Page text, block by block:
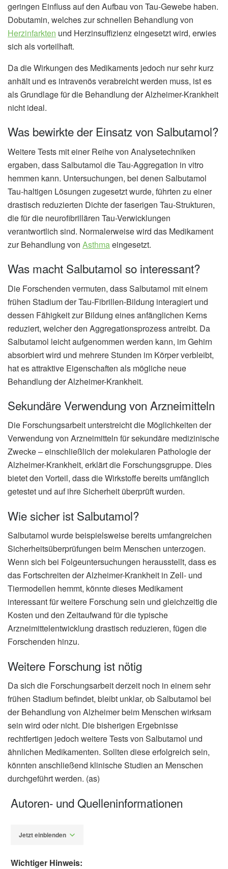
geringen Einfluss auf den Aufbau von Tau-Gewebe haben.
Dobutamin, welches zur schnellen Behandlung von
Herzinfarkten und Herzinsuffizienz eingesetzt wird, erwies
sich als vorteilhaft.
Da die Wirkungen des Medikaments jedoch nur sehr kurz
anhält und es intravenös verabreicht werden muss, ist es
als Grundlage für die Behandlung der Alzheimer-Krankheit
nicht ideal.
Was bewirkte der Einsatz von Salbutamol?
Weitere Tests mit einer Reihe von Analysetechniken
ergaben, dass Salbutamol die Tau-Aggregation in vitro
hemmen kann. Untersuchungen, bei denen Salbutamol
Tau-haltigen Lösungen zugesetzt wurde, führten zu einer
drastisch reduzierten Dichte der faserigen Tau-Strukturen,
die für die neurofibrillären Tau-Verwicklungen
verantwortlich sind. Normalerweise wird das Medikament
zur Behandlung von Asthmaeingesetzt.
Was macht Salbutamol so interessant?
Die Forschenden vermuten, dass Salbutamol mit einem
frühen Stadium der Tau-Fibrillen-Bildung interagiert und
dessen Fähigkeit zur Bildung eines anfänglichen Kerns
reduziert, welcher den Aggregationsprozess antreibt. Da
Salbutamol leicht aufgenommen werden kann, im Gehirn
absorbiert wird und mehrere Stunden im Körper verbleibt,
hat es attraktive Eigenschaften als mögliche neue
Behandlung der Alzheimer-Krankheit.
Sekundäre Verwendung von Arzneimitteln
Die Forschungsarbeit unterstreicht die Möglichkeiten der
Verwendung von Arzneimitteln für sekundäre medizinische
Zwecke – einschließlich der molekularen Pathologie der
Alzheimer-Krankheit, erklärt die Forschungsgruppe. Dies
bietet den Vorteil, dass die Wirkstoffe bereits umfänglich
getestet und auf ihre Sicherheit überprüft wurden.
Wie sicher ist Salbutamol?
Salbutamol wurde beispielsweise bereits umfangreichen
Sicherheitsüberprüfungen beim Menschen unterzogen.
Wenn sich bei Folgeuntersuchungen herausstellt, dass es
das Fortschreiten der Alzheimer-Krankheit in Zell- und
Tiermodellen hemmt, könnte dieses Medikament
interessant für weitere Forschung sein und gleichzeitig die
Kosten und den Zeitaufwand für die typische
Arzneimittelentwicklung drastisch reduzieren, fügen die
Forschenden hinzu.
Weitere Forschung ist nötig
Da sich die Forschungsarbeit derzeit noch in einem sehr
frühen Stadium befindet, bleibt unklar, ob Salbutamol bei
der Behandlung von Alzheimer beim Menschen wirksam
sein wird oder nicht. Die bisherigen Ergebnisse
rechtfertigen jedoch weitere Tests von Salbutamol und
ähnlichen Medikamenten. Sollten diese erfolgreich sein,
könnten anschließend klinische Studien an Menschen
durchgeführt werden. (as)
Autoren- und Quelleninformationen
Jetzt einblenden
Wichtiger Hinweis: